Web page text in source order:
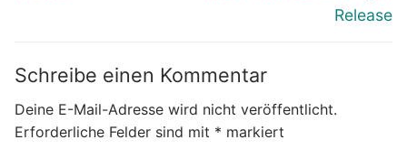
Release
Schreibe einen Kommentar
Deine E-Mail-Adresse wird nicht veröffentlicht.
Erforderliche Felder sind mit * markiert